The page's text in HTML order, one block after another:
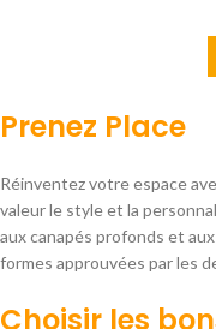
Prenez Place
Réinventez votre espace
valeur le style et la
aux canapés profonds et
formes approuvées par les
Choisir les